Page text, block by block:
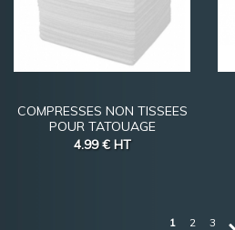
COMPRESSES NON TISSEES
POUR TATOUAGE
4.99 € HT
1 2 3